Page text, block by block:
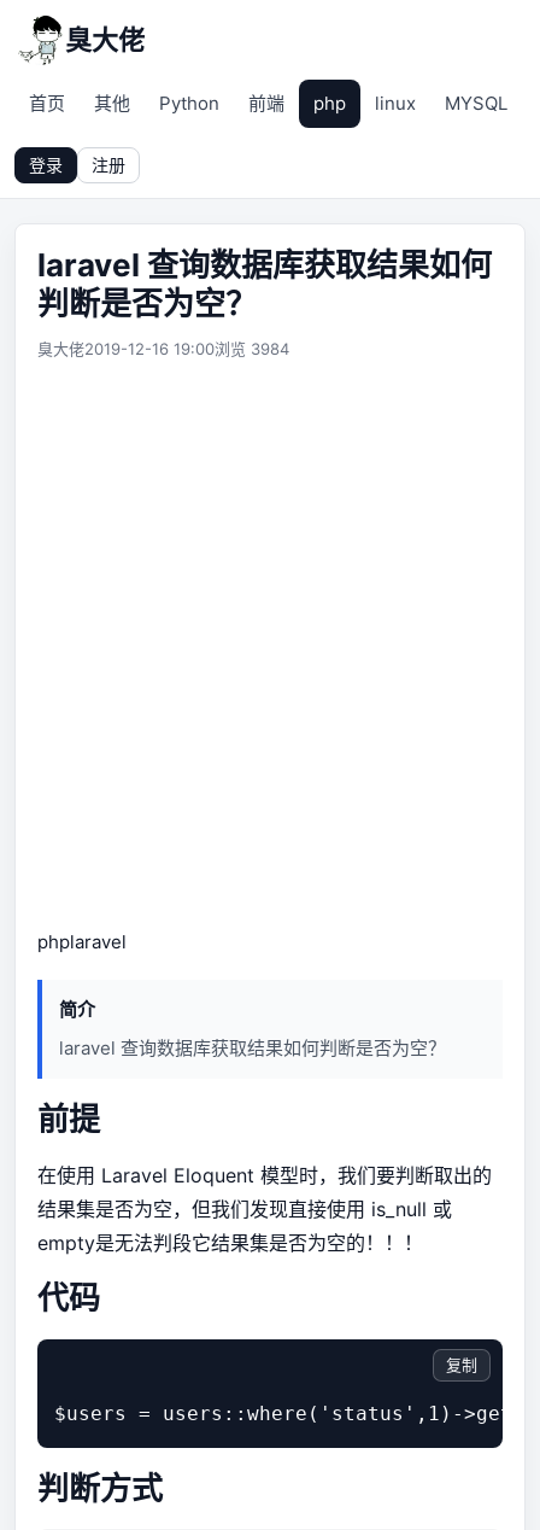
臭大佬
首页 其他 Python 前端 php linux MYSQL
登录 注册
laravel 查询数据库获取结果如何
判断是否为空？
臭大佬2019-12-16 19:00浏览 3984
phplaravel
简介
laravel 查询数据库获取结果如何判断是否为空？
前提
在使用 Laravel Eloquent 模型时，我们要判断取出的
结果集是否为空，但我们发现直接使用 is_null 或
empty是无法判段它结果集是否为空的！！！
代码
复制
判断方式